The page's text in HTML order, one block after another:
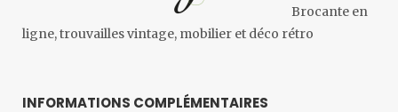
Brocante en
ligne, trouvailles vintage, mobilier et déco rétro
INFORMATIONS COMPLÉMENTAIRES